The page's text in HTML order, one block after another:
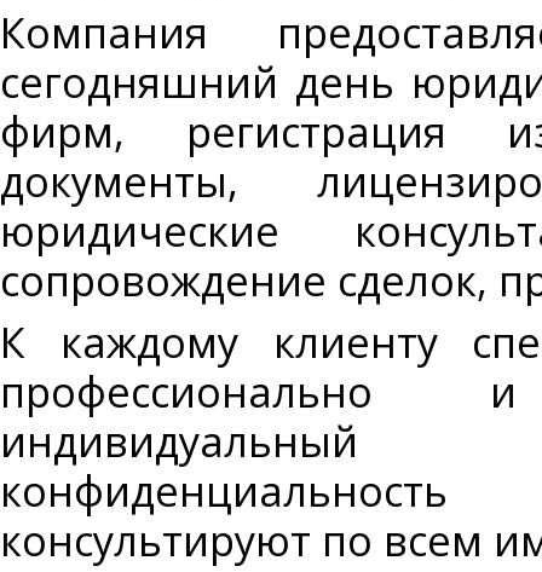
Компания
сегодняшний день
фирм, регистрация
документы,
юридические
сопровождение сделок,
К каждому клиенту
профессионально
консультируют по всем